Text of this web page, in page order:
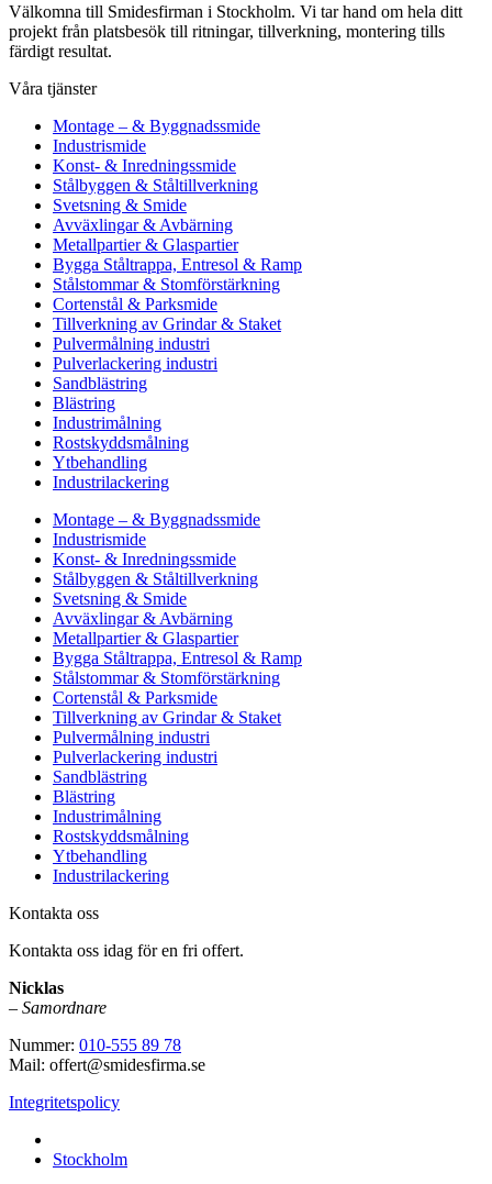
Välkomna till Smidesfirman i Stockholm. Vi tar hand om hela ditt
projekt från platsbesök till ritningar, tillverkning, montering tills
färdigt resultat.
Våra tjänster
Montage – & Byggnadssmide
Industrismide
Konst- & Inredningssmide
Stålbyggen & Ståltillverkning
Svetsning & Smide
Avväxlingar & Avbärning
Metallpartier & Glaspartier
Bygga Ståltrappa, Entresol & Ramp
Stålstommar & Stomförstärkning
Cortenstål & Parksmide
Tillverkning av Grindar & Staket
Pulvermålning industri
Pulverlackering industri
Sandblästring
Blästring
Industrimålning
Rostskyddsmålning
Ytbehandling
Industrilackering
Montage – & Byggnadssmide
Industrismide
Konst- & Inredningssmide
Stålbyggen & Ståltillverkning
Svetsning & Smide
Avväxlingar & Avbärning
Metallpartier & Glaspartier
Bygga Ståltrappa, Entresol & Ramp
Stålstommar & Stomförstärkning
Cortenstål & Parksmide
Tillverkning av Grindar & Staket
Pulvermålning industri
Pulverlackering industri
Sandblästring
Blästring
Industrimålning
Rostskyddsmålning
Ytbehandling
Industrilackering
Kontakta oss
Kontakta oss idag för en fri offert.
Nicklas
– Samordnare
Nummer: 010-555 89 78
Mail: offert@smidesfirma.se
Integritetspolicy
Stockholm